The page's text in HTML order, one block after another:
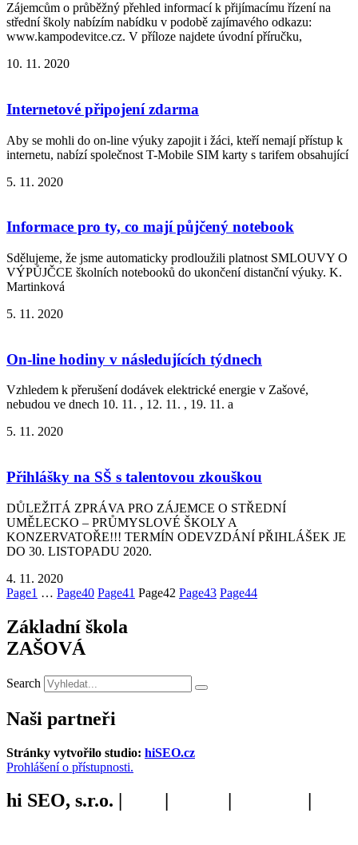
Zájemcům o průběžný přehled informací k přijímacímu řízení na
střední školy nabízím nabídku v podobě zajímavého odkazu:
www.kampodevitce.cz. V příloze najdete úvodní příručku,
10. 11. 2020
Internetové připojení zdarma
Aby se mohli do on-line výuky zapojit i žáci, kteří nemají přístup k
internetu, nabízí společnost T-Mobile SIM karty s tarifem obsahující
5. 11. 2020
Informace pro ty, co mají půjčený notebook
Sdělujeme, že jsme automaticky prodloužili platnost SMLOUVY O
VÝPŮJČCE školních notebooků do ukončení distanční výuky. K.
Martinková
5. 11. 2020
On-line hodiny v následujících týdnech
Vzhledem k přerušení dodávek elektrické energie v Zašové,
nebudou ve dnech 10. 11. , 12. 11. , 19. 11. a
5. 11. 2020
Přihlášky na SŠ s talentovou zkouškou
DŮLEŽITÁ ZPRÁVA PRO ZÁJEMCE O STŘEDNÍ
UMĚLECKO – PRŮMYSLOVÉ ŠKOLY A
KONZERVATOŘE!!! TERMÍN ODEVZDÁNÍ PŘIHLÁŠEK JE
DO 30. LISTOPADU 2020.
4. 11. 2020
Page1 … Page40 Page41 Page42 Page43 Page44
Základní škola
ZAŠOVÁ
Search
Naši partneři
Stránky vytvořilo studio: hiSEO.cz
Prohlášení o přístupnosti.
hi SEO, s.r.o. |